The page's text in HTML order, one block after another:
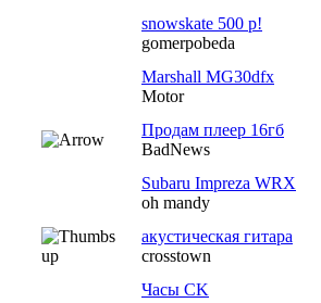
snowskate 500 р!
gomerpobeda
Marshall MG30dfx
Motor
Продам плеер 16гб
BadNews
Subaru Impreza WRX
oh mandy
акустическая гитара
crosstown
Часы CK